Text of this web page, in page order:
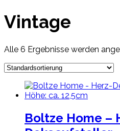
Vintage
Alle 6 Ergebnisse werden
Boltze Home –